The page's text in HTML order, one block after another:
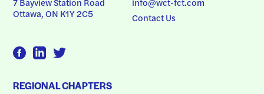
Ottawa, ON K1Y 2C5
Contact Us
REGIONAL CHAPTERS